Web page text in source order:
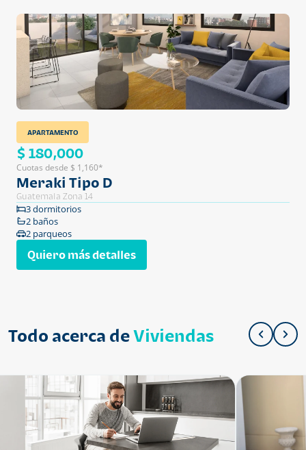
APARTAMENTO
$ 180,000
Cuotas desde $ 1,160*
Meraki Tipo D
Guatemala Zona 14
3 dormitorios
2 baños
2 parqueos
Quiero más detalles
Todo acerca deViviendas